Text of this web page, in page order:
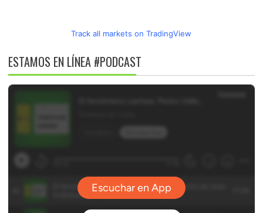
Track all markets on TradingView
ESTAMOS EN LÍNEA #PODCAST